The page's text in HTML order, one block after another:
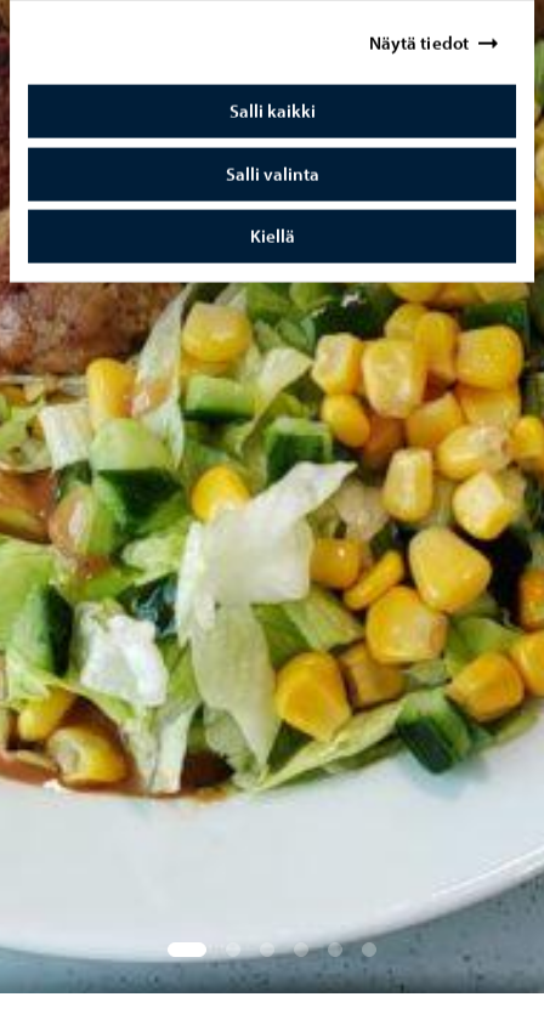
Näytä tiedot
Salli kaikki
Salli valinta
Kiellä
Gå till bild 1
Gå till bild 2
Gå till bild 3
Gå till bild 4
Gå till bild 5
Gå till bild 6